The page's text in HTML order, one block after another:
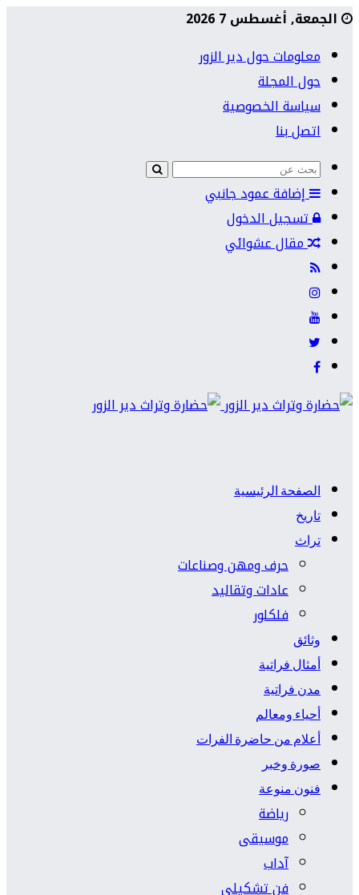
الجمعة, أغسطس 7 2026
معلومات حول دير الزور
حول المجلة
سياسة الخصوصية
اتصل بنا
إضافة عمود جانبي
تسجيل الدخول
مقال عشوائي
الصفحة الرئيسية
تاريخ
تراث
حرف ومهن وصناعات
عادات وتقاليد
فلكلور
وثائق
أمثال فراتية
مدن فراتية
أحياء ومعالم
أعلام من حاضرة الفرات
صورة وخبر
فنون منوعة
رياضة
موسيقى
آداب
فن تشكيلي